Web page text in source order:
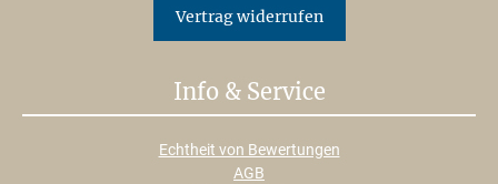
Vertrag widerrufen
Info & Service
Echtheit von Bewertungen
AGB